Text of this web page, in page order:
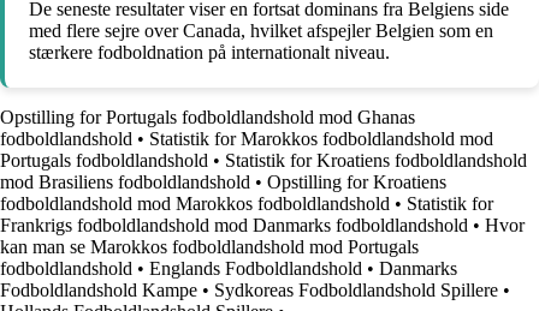
De seneste resultater viser en fortsat dominans fra Belgiens side
med flere sejre over Canada, hvilket afspejler Belgien som en
stærkere fodboldnation på internationalt niveau.
Opstilling for Portugals fodboldlandshold mod Ghanas
fodboldlandshold • Statistik for Marokkos fodboldlandshold mod
Portugals fodboldlandshold • Statistik for Kroatiens fodboldlandshold
mod Brasiliens fodboldlandshold • Opstilling for Kroatiens
fodboldlandshold mod Marokkos fodboldlandshold • Statistik for
Frankrigs fodboldlandshold mod Danmarks fodboldlandshold • Hvor
kan man se Marokkos fodboldlandshold mod Portugals
fodboldlandshold • Englands Fodboldlandshold • Danmarks
Fodboldlandshold Kampe • Sydkoreas Fodboldlandshold Spillere •